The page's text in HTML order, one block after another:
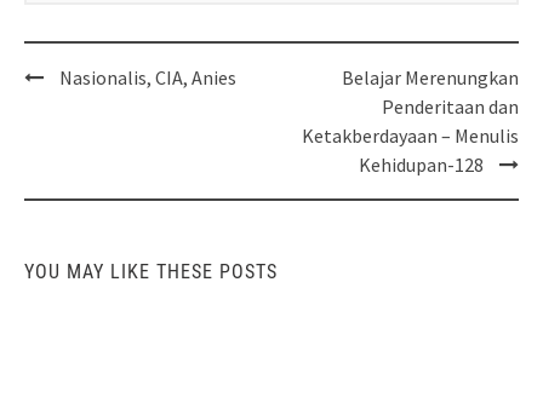
PostNasionalis, CIA, Anies
Belajar Merenungkan
Penderitaan dan
Ketakberdayaan – Menulis
Kehidupan-128
YOU MAY LIKE THESE POSTS